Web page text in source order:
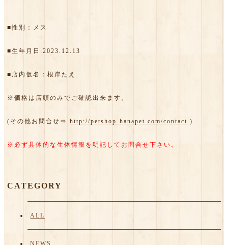
■性別：メス
■生年月日:2023.12.13
■店内仮名：根岸たえ
※価格は店頭のみでご確認出来ます。
(その他お問合せ⇒http://petshop-hanapet.com/contact )
※必ず具体的な生体情報を明記してお問合せ下さい。
CATEGORY
ALL
NEWS